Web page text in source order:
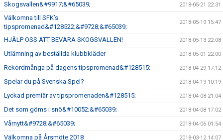
Skogsvallen&#9917;&#65039; 2018-05-21 22:31
Välkomna till SFK’s
tipspromenad&#128522;&#9728;&#65039;
2018-05-19 15:47
HJÄLP OSS ATT BEVARA SKOGSVALLEN! 2018-05-13 22:08
Utlämning av beställda klubbkläder 2018-05-01 22:00
Rekordmånga på dagens tipspromenad&#128515; 2018-04-29 17:12
Spelar du på Svenska Spel? 2018-04-19 10:19
Lyckad premiär av tipspromenaden&#128515; 2018-04-08 21:04
Det som göms i snö&#10052;&#65039; 2018-04-08 17:02
Vårnytt&#9728;&#65039; 2018-04-06 01:54
Välkomna på Årsmöte 2018 2018-03-12 14:07